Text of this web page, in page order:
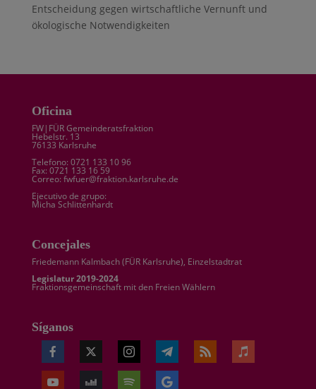
Entscheidung gegen wirtschaftliche Vernunft und
ökologische Notwendigkeiten
Oficina
FW|FÜR Gemeinderatsfraktion
Hebelstr. 13
76133 Karlsruhe
Telefono: 0721 133 10 96
Fax: 0721 133 16 59
Correo: fwfuer@fraktion.karlsruhe.de
Ejecutivo de grupo:
Micha Schlittenhardt
Concejales
Friedemann Kalmbach (FÜR Karlsruhe), Einzelstadtrat
Legislatur 2019-2024
Fraktionsgemeinschaft mit den Freien Wählern
Síganos